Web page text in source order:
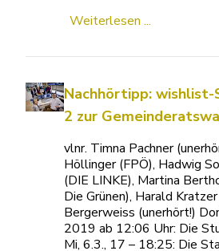
Weiterlesen ...
Nachhörtipp: wishlist-
2 zur
vlnr. Timna Pachner
Höllinger (FPÖ), Hadwig
(DIE LINKE), Martina
Die Grünen), Harald
Bergerweiss (unerhört!)
2019 ab 12:06 Uhr: Die
Mi, 6.3., 17 – 18:25: Die